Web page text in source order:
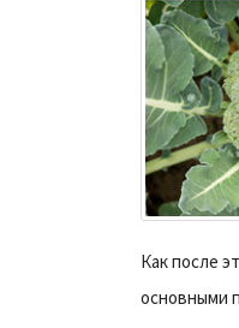
Как после
основными